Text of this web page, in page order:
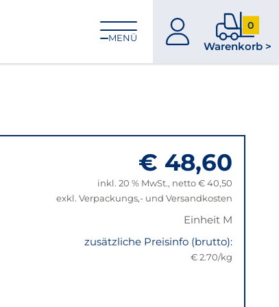
MENÜ
zum
0
Warenkorb >
0
im
€ 48,60
inkl. 20 % MwSt., netto € 40,50
exkl. Verpackungs,- und Versandkosten
Einheit M
zusätzliche Preisinfo (brutto):
€ 2.70/kg